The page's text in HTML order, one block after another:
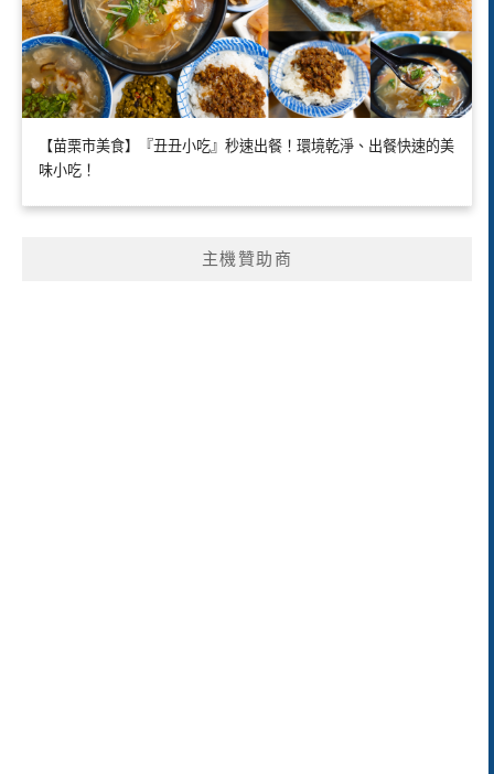
【苗栗市美食】『丑丑小吃』秒速出餐！環境乾淨、出餐快速的美
味小吃！
主機贊助商